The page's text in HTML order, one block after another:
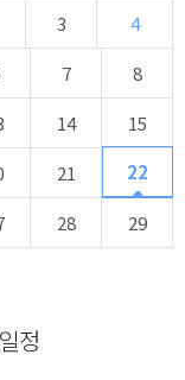
3
4
7
8
14
15
21 22
28
29
정